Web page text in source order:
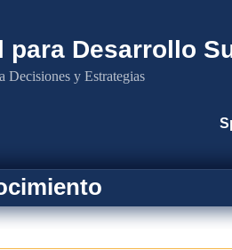
para Desarrollo
Decisiones y Estrategias